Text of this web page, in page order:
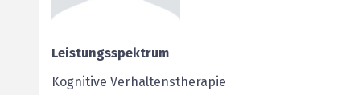
Leistungsspektrum
Kognitive Verhaltenstherapie